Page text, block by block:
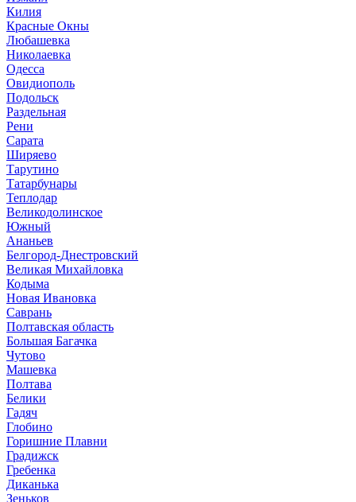
Килия
Красные Окны
Любашевка
Николаевка
Одесса
Овидиополь
Подольск
Раздельная
Рени
Сарата
Ширяево
Тарутино
Татарбунары
Теплодар
Великодолинское
Южный
Ананьев
Белгород-Днестровский
Великая Михайловка
Кодыма
Новая Ивановка
Саврань
Полтавская область
Большая Багачка
Чутово
Машевка
Полтава
Белики
Гадяч
Глобино
Горишние Плавни
Градижск
Гребенка
Диканька
Зеньков